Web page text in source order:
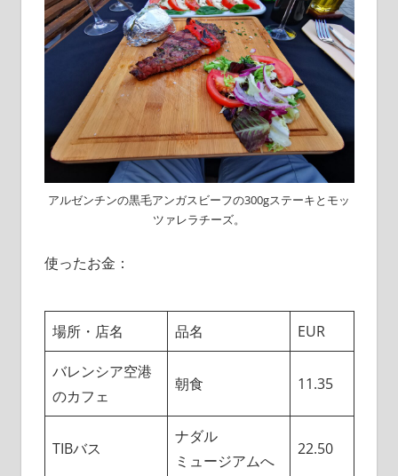
アルゼンチンの黒毛アンガスビーフの300gステーキとモッ
ツァレラチーズ。
使ったお金：
場所・店名 品名 EUR
バレンシア空港
のカフェ
朝食 11.35
TIBバス
ナダル
ミュージアムへ
22.50